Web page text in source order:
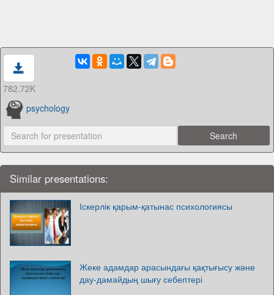
782.72K
psychology
Similar presentations:
Іскерлік қарым-қатынас психологиясы
Жеке адамдар арасындағы қақтығысу және
дау-дамайдың шығу себептері